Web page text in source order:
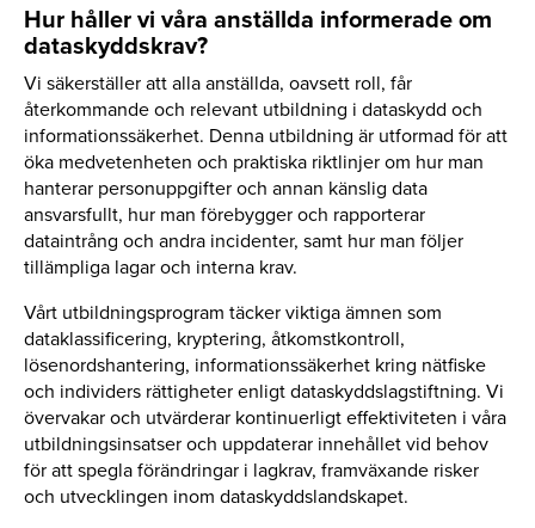
Hur håller vi våra anställda informerade om
dataskyddskrav?
Vi säkerställer att alla anställda, oavsett roll, får
återkommande och relevant utbildning i dataskydd och
informationssäkerhet. Denna utbildning är utformad för att
öka medvetenheten och praktiska riktlinjer om hur man
hanterar personuppgifter och annan känslig data
ansvarsfullt, hur man förebygger och rapporterar
dataintrång och andra incidenter, samt hur man följer
tillämpliga lagar och interna krav.
Vårt utbildningsprogram täcker viktiga ämnen som
dataklassificering, kryptering, åtkomstkontroll,
lösenordshantering, informationssäkerhet kring nätfiske
och individers rättigheter enligt dataskyddslagstiftning. Vi
övervakar och utvärderar kontinuerligt effektiviteten i våra
utbildningsinsatser och uppdaterar innehållet vid behov
för att spegla förändringar i lagkrav, framväxande risker
och utvecklingen inom dataskyddslandskapet.